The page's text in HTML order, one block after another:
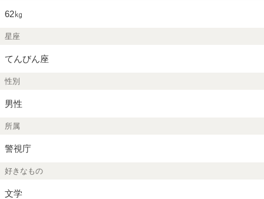
62㎏
星座
てんびん座
性別
男性
所属
警視庁
好きなもの
文学